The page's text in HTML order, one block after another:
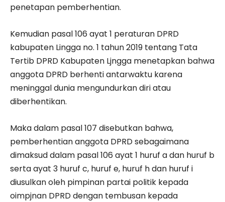
penetapan pemberhentian.
Kemudian pasal 106 ayat 1 peraturan DPRD
kabupaten Lingga no. 1 tahun 2019 tentang Tata
Tertib DPRD Kabupaten Ljngga menetapkan bahwa
anggota DPRD berhenti antarwaktu karena
meninggal dunia mengundurkan diri atau
diberhentikan.
Maka dalam pasal 107 disebutkan bahwa,
pemberhentian anggota DPRD sebagaimana
dimaksud dalam pasal 106 ayat 1 huruf a dan huruf b
serta ayat 3 huruf c, huruf e, huruf h dan huruf i
diusulkan oleh pimpinan partai politik kepada
oimpjnan DPRD dengan tembusan kepada